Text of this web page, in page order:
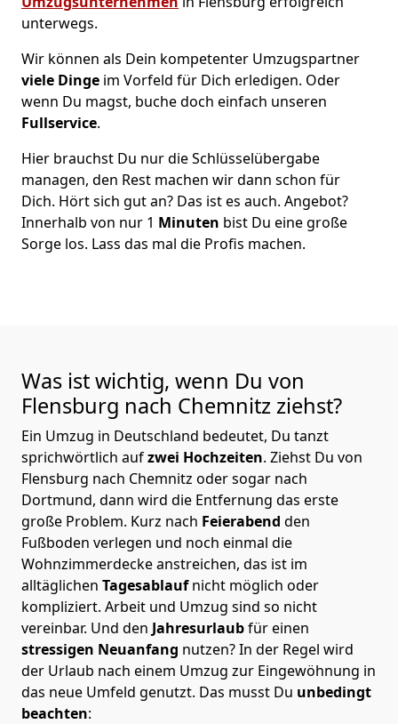
unterwegs.
Wir können als Dein kompetenter Umzugspartner
viele Dinge im Vorfeld für Dich erledigen. Oder
wenn Du magst, buche doch einfach unseren
Fullservice.
Hier brauchst Du nur die Schlüsselübergabe
managen, den Rest machen wir dann schon für
Dich. Hört sich gut an? Das ist es auch. Angebot?
Innerhalb von nur 1 Minuten bist Du eine große
Sorge los. Lass das mal die Profis machen.
Was ist wichtig, wenn Du von
Flensburg nach Chemnitz ziehst?
Ein Umzug in Deutschland bedeutet, Du tanzt
sprichwörtlich aufzwei Hochzeiten. Ziehst Du von
Flensburg nach Chemnitz oder sogar nach
Dortmund, dann wird die Entfernung das erste
große Problem. Kurz nach Feierabend den
Fußboden verlegen und noch einmal die
Wohnzimmerdecke anstreichen, das ist im
alltäglichen Tagesablaufnicht möglich oder
kompliziert. Arbeit und Umzug sind so nicht
vereinbar. Und den Jahresurlaubfür einen
stressigen Neuanfang nutzen? In der Regel wird
der Urlaub nach einem Umzug zur Eingewöhnung in
das neue Umfeld genutzt. Das musst Du unbedingt
beachten: